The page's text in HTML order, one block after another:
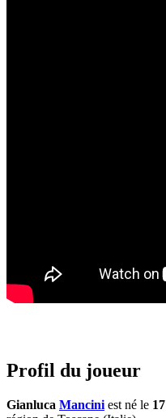
Profil du joueur
Gianluca Mancini est né le